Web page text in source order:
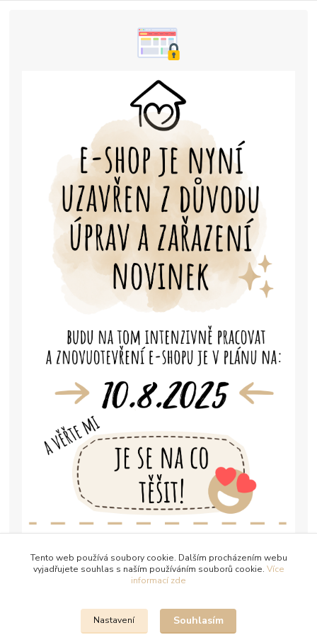
Tento web používá soubory cookie. Dalším procházením webu
vyjadřujete souhlas s naším používáním souborů cookie. Více
informací zde
Nastavení Souhlasím